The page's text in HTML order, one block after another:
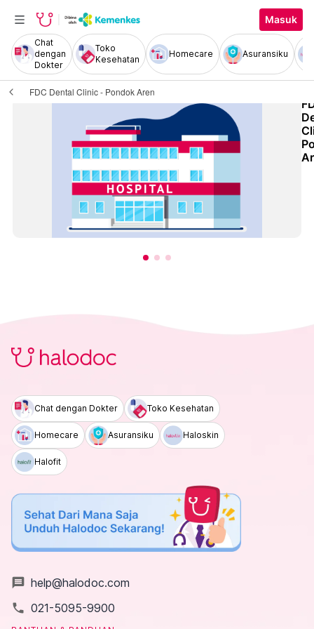
Masuk
Chat
dengan
Dokter
Toko
Kesehatan
Homecare Asuransiku
FDC Dental Clinic - Pondok Aren
Chat dengan Dokter Toko Kesehatan
Homecare Asuransiku Haloskin
Halofit
message help@halodoc.com
local_phone 021-5095-9900